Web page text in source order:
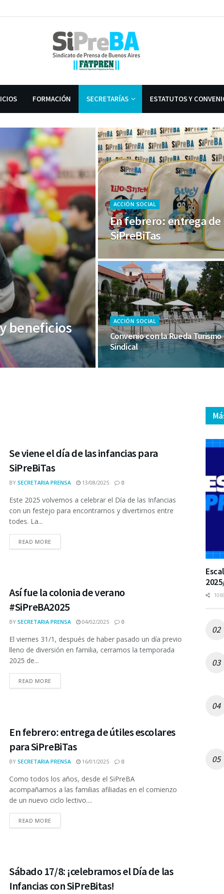
FORMACIÓN SECRETARÍAS ESTATUTOS Y
beneficios
ACCIÓN SOCIAL
En febrero: entrega de
SiPreBiTas
ACCIÓN SOCIAL
Convenio con la Rueda Turismo
Sindical
Se viene el día de las infancias para
SiPreBiTas
BY SECRETARIA PRENSA 13/08/2025 0
Este 2025 volvemos a celebrar el Día de las Infancias
con un festejo para encontrarnos y divertirnos entre
todes. La...
READ MORE
Así fue la colonia de verano
#SiPreBA2025
BY SECRETARIA PRENSA 04/02/2025 0
El viernes 31/1, después de haber pasado un día previo
lleno de diversión en familia, cerramos la temporada
2025 de...
READ MORE
En febrero: entrega de útiles escolares
para SiPreBiTas
BY SECRETARIA PRENSA 16/01/2025 0
Como todos los años, desde el SiPreBA
acompañamos a las familias afiliadas en el comienzo
de un nuevo ciclo lectivo....
READ MORE
Sábado 17/8: ¡celebramos el Día de las
Infancias con SiPreBitas!